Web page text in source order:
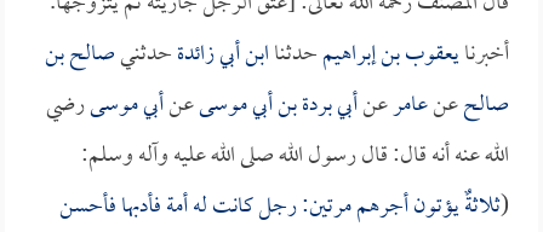
أخبرنايعقوب بن إبراهيمحدثناابن أبي زائدةحدثنيصالح بن
صالحعنعامرعنأبي بردة بن أبي موسىعنأبي موسىرضي
الله عنه أنه قال: قال رسول الله صلى الله عليه وآله وسلم:
(ثلاثةٌ يؤتون أجرهم مرتين: رجل كانت له أمة فأدبها فأحسن